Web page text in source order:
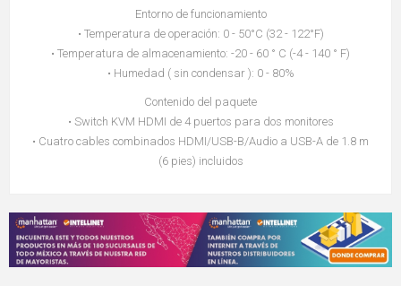
Entorno de funcionamiento
• Temperatura de operación: 0 - 50°C (32 - 122°F)
• Temperatura de almacenamiento: -20 - 60 ° C (-4 - 140 ° F)
• Humedad ( sin condensar ): 0 - 80%
Contenido del paquete
• Switch KVM HDMI de 4 puertos para dos monitores
• Cuatro cables combinados HDMI/USB-B/Audio a USB-A de 1.8 m
(6 pies) incluidos